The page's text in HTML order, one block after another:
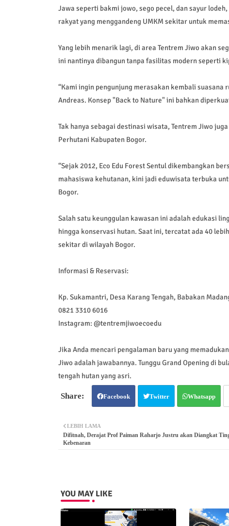
Jawa seperti bakmi jowo, sego pecel, dan sayur
rakyat yang menggandeng UMKM sekitar untuk
Yang lebih menarik lagi, di area Tentrem Jiwo akan
ini nantinya dibangun tanpa fasilitas modern seperti
“Kami ingin pengunjung merasakan kembali
Andreas. Konsep "Back to Nature" ini bahkan
Tak hanya sebagai destinasi wisata, Tentrem Jiwo
Perhutani Kabupaten Bogor.
“Sejak 2012, Eco Edu Forest Sentul dikembangkan
mahasiswa kehutanan, kini jadi eduwisata terbuka
Bogor.
Salah satu keunggulan kawasan ini adalah edukasi
hingga konservasi hutan. Saat ini, tercatat ada 40
sekitar di wilayah Bogor.
Informasi & Reservasi:
Kp. Sukamantri, Desa Karang Tengah, Babakan
0821 3310 6016
Instagram: @tentremjiwoecoedu
Jika Anda mencari pengalaman baru yang
Jiwo adalah jawabannya. Tunggu Grand Opening di
tengah hutan yang asri.
Facebook Twitter Whatsapp
LEBIH LAMA
Difitnah, Derajat Prof Paiman Raharjo Justru akan Diangkat
Kebenaran
YOU MAY LIKE